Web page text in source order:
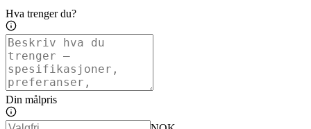
Hva trenger du?
Din målpris